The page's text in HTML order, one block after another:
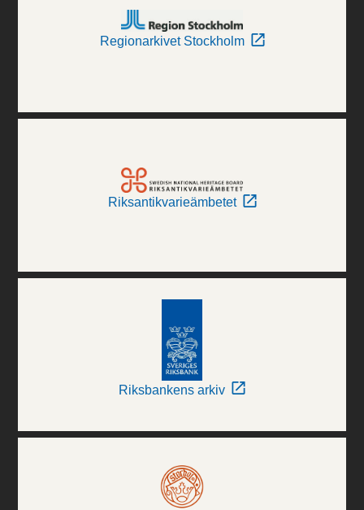
Regionarkivet Stockholm
Riksantikvarieämbetet
Riksbankens arkiv